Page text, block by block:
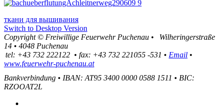
ткани для вышивания
Switch to Desktop Version
Copyright © Freiwillige Feuerwehr Puchenau •
Wilheringerstraße
14 • 4048 Puchenau
tel: +43 732 222122 • fax: +43 732 221055 -531 • Email •
www.feuerwehr-puchenau.at
Bankverbindung • IBAN: AT95 3400 0000 0588 1511 • BIC:
RZOOAT2L